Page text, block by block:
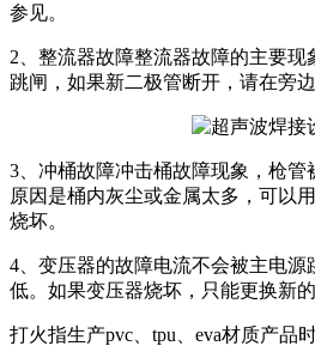
参见。
2、整流器故障整流器故障的主要现
跳闸，如果新二极管断开，请在旁
3、冲桶故障冲击桶故障现象，枪
原因是桶内灰尘或金属太多，可以
烧坏。
4、变压器的故障电流不会被主电源
低。如果变压器烧坏，只能更换新的
打火指生产pvc、tpu、eva材质产品